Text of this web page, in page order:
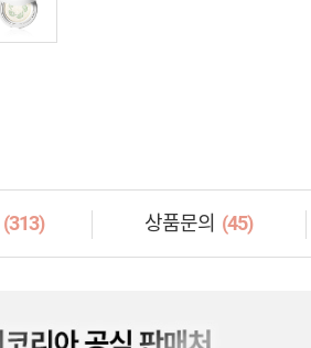
(313) 상품문의 (45)